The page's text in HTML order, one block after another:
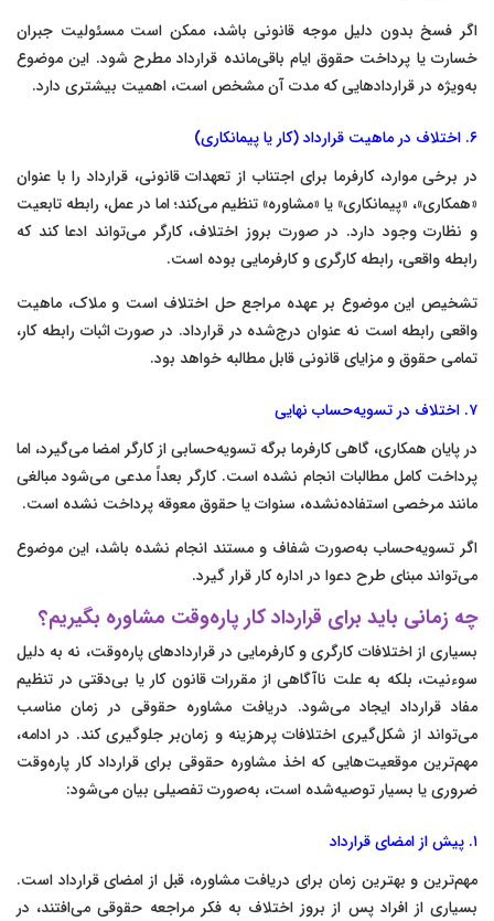
اگر فسخ بدون دلیل موجه قانونی باشد، ممکن است مسئولیت جبران
خسارت یا پرداخت حقوق ایام باقی‌مانده قرارداد مطرح شود. این موضوع
به‌ویژه در قراردادهایی که مدت آن مشخص است، اهمیت بیشتری دارد.
۶. اختلاف در ماهیت قرارداد (کار یا پیمانکاری)
در برخی موارد، کارفرما برای اجتناب از تعهدات قانونی، قرارداد را با عنوان
«همکاری»، «پیمانکاری» یا «مشاوره» تنظیم می‌کند؛ اما در عمل، رابطه تابعیت
و نظارت وجود دارد. در صورت بروز اختلاف، کارگر می‌تواند ادعا کند که
رابطه واقعی، رابطه کارگری و کارفرمایی بوده است.
تشخیص این موضوع بر عهده مراجع حل اختلاف است و ملاک، ماهیت
واقعی رابطه است نه عنوان درج‌شده در قرارداد. در صورت اثبات رابطه کار،
تمامی حقوق و مزایای قانونی قابل مطالبه خواهد بود.
۷. اختلاف در تسویه‌حساب نهایی
در پایان همکاری، گاهی کارفرما برگه تسویه‌حسابی از کارگر امضا می‌گیرد، اما
پرداخت کامل مطالبات انجام نشده است. کارگر بعداً مدعی می‌شود مبالغی
مانند مرخصی استفاده‌نشده، سنوات یا حقوق معوقه پرداخت نشده است.
اگر تسویه‌حساب به‌صورت شفاف و مستند انجام نشده باشد، این موضوع
می‌تواند مبنای طرح دعوا در اداره کار قرار گیرد.
چه زمانی باید برای قرارداد کار پاره‌وقت مشاوره بگیریم؟
بسیاری از اختلافات کارگری و کارفرمایی در قراردادهای پاره‌وقت، نه به دلیل
سوءنیت، بلکه به علت ناآگاهی از مقررات قانون کار یا بی‌دقتی در تنظیم
مفاد قرارداد ایجاد می‌شود. دریافت مشاوره حقوقی در زمان مناسب
می‌تواند از شکل‌گیری اختلافات پرهزینه و زمان‌بر جلوگیری کند. در ادامه،
مهم‌ترین موقعیت‌هایی که اخذ مشاوره حقوقی برای قرارداد کار پاره‌وقت
ضروری یا بسیار توصیه‌شده است، به‌صورت تفصیلی بیان می‌شود:
۱. پیش از امضای قرارداد
مهم‌ترین و بهترین زمان برای دریافت مشاوره، قبل از امضای قرارداد است.
بسیاری از افراد پس از بروز اختلاف به فکر مراجعه حقوقی می‌افتند، در